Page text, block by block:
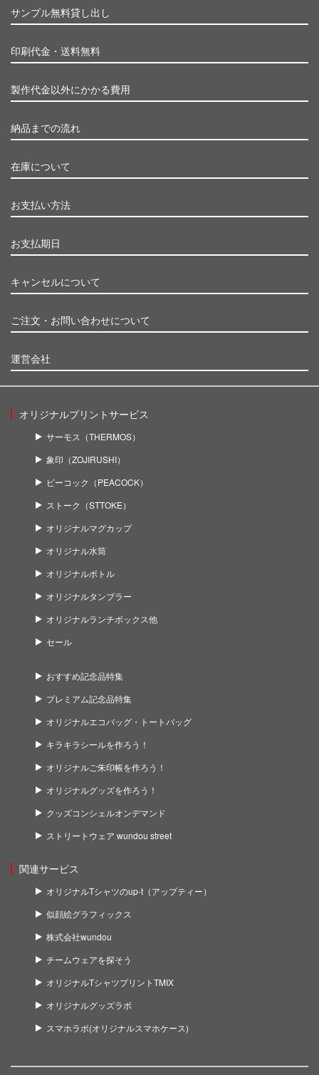
サンプル無料貸し出し
印刷代金・送料無料
製作代金以外にかかる費用
納品までの流れ
在庫について
お支払い方法
お支払期日
キャンセルについて
ご注文・お問い合わせについて
運営会社
オリジナルプリントサービス
サーモス（THERMOS）
象印（ZOJIRUSHI）
ピーコック（PEACOCK）
ストーク（STTOKE）
オリジナルマグカップ
オリジナル水筒
オリジナルボトル
オリジナルタンブラー
オリジナルランチボックス他
セール
おすすめ記念品特集
プレミアム記念品特集
オリジナルエコバッグ・トートバッグ
キラキラシールを作ろう！
オリジナルご朱印帳を作ろう！
オリジナルグッズを作ろう！
クッズコンシェルオンデマンド
ストリートウェア wundou street
関連サービス
オリジナルTシャツのup-t（アップティー）
似顔絵グラフィックス
株式会社wundou
チームウェアを探そう
オリジナルTシャツプリントTMIX
オリジナルグッズラボ
スマホラボ(オリジナルスマホケース)